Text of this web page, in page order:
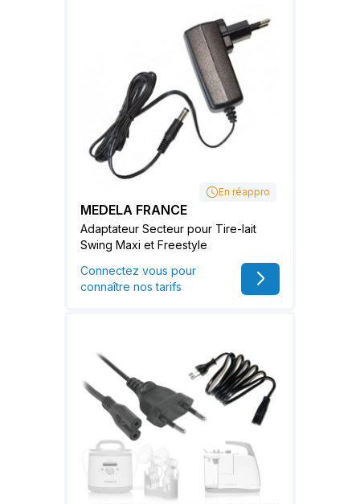
En réappro
MEDELA FRANCE
Adaptateur Secteur pour Tire-lait
Swing Maxi et Freestyle
Connectez vous pour
connaître nos tarifs